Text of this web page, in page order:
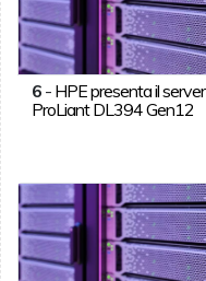
6- HPE presenta il server
ProLiant DL394 Gen12